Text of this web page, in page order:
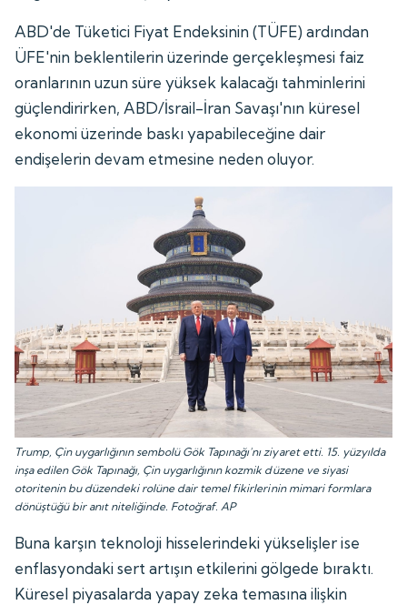
ABD'de Tüketici Fiyat Endeksinin (TÜFE) ardından
ÜFE'nin beklentilerin üzerinde gerçekleşmesi faiz
oranlarının uzun süre yüksek kalacağı tahminlerini
güçlendirirken, ABD/İsrail-İran Savaşı'nın küresel
ekonomi üzerinde baskı yapabileceğine dair
endişelerin devam etmesine neden oluyor.
Trump, Çin uygarlığının sembolü Gök Tapınağı'nı ziyaret etti. 15. yüzyılda
inşa edilen Gök Tapınağı, Çin uygarlığının kozmik düzene ve siyasi
otoritenin bu düzendeki rolüne dair temel fikirlerinin mimari formlara
dönüştüğü bir anıt niteliğinde. Fotoğraf. AP
Buna karşın teknoloji hisselerindeki yükselişler ise
enflasyondaki sert artışın etkilerini gölgede bıraktı.
Küresel piyasalarda yapay zeka temasına ilişkin